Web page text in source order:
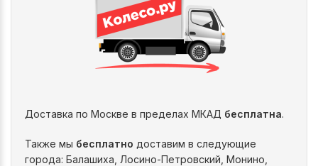
Доставка по Москве в пределах МКАД бесплатна.
Также мы бесплатно доставим в следующие
города: Балашиха, Лосино-Петровский, Монино,